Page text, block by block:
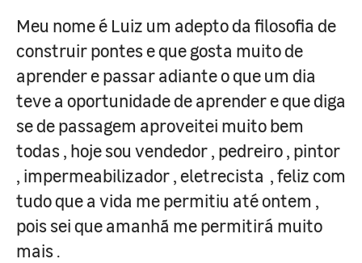
Meu nome é Luiz um adepto da filosofia de
construir pontes e que gosta muito de
aprender e passar adiante o que um dia
teve a oportunidade de aprender e que diga
se de passagem aproveitei muito bem
todas , hoje sou vendedor , pedreiro , pintor
, impermeabilizador , eletrecista , feliz com
tudo que a vida me permitiu até ontem ,
pois sei que amanhã me permitirá muito
mais .